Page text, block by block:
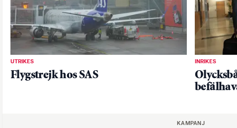
UTRIKES
Flygstrejk hos SAS
INRIKES
KAMPANJ